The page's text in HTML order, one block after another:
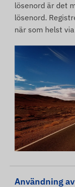
lösenord är det
lösenord.
när som helst
Användning